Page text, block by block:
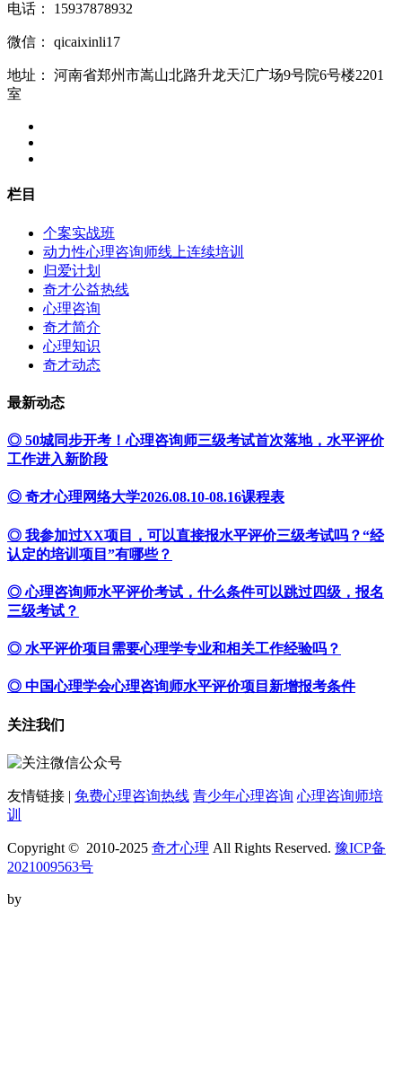
电话： 15937878932
微信： qicaixinli17
地址：
河南省郑州市嵩山北路升龙天汇广场9号院6号楼2201
室
栏目
个案实战班
动力性心理咨询师线上连续培训
归爱计划
奇才公益热线
心理咨询
奇才简介
心理知识
奇才动态
最新动态
◎ 50城同步开考！心理咨询师三级考试首次落地，水平评价
工作进入新阶段
◎ 奇才心理网络大学2026.08.10-08.16课程表
◎ 我参加过XX项目，可以直接报水平评价三级考试吗？“经
认定的培训项目”有哪些？
◎ 心理咨询师水平评价考试，什么条件可以跳过四级，报名
三级考试？
◎ 水平评价项目需要心理学专业和相关工作经验吗？
◎ 中国心理学会心理咨询师水平评价项目新增报考条件
关注我们
友情链接 | 免费心理咨询热线 青少年心理咨询 心理咨询师培
训
Copyright © 2010-2025 奇才心理 All Rights Reserved. 豫ICP备
2021009563号
by